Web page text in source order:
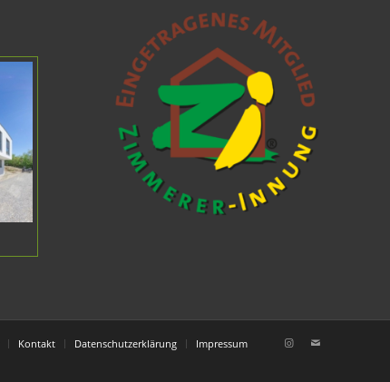
Kontakt Datenschutzerklärung Impressum